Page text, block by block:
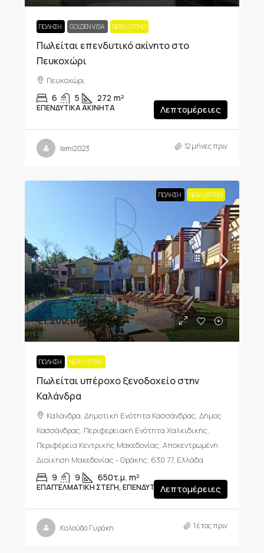
ΠΏΛΗΣΗ GOLDEN VISA NEW LISTING
Πωλείται επενδυτικό ακίνητο στο
Πευκοχώρι
Πευκοχώρι
6 5 272 m²
ΕΠΕΝΔΥΤΙΚΆ ΑΚΊΝΗΤΑ Λεπτομέρειες
lemi2023 12 μήνες πριν
ΠΏΛΗΣΗ NEW LISTING
€1,200,000
ΠΏΛΗΣΗ NEW LISTING
Πωλείται υπέροχο ξενοδοχείο στην
Καλάνδρα
Καλάνδρα, Δημοτική Ενότητα Κασσάνδρας, Δήμος
Κασσάνδρας, Περιφερειακή Ενότητα Χαλκιδικής,
Περιφέρεια Κεντρικής Μακεδονίας, Αποκεντρωμένη
Διοίκηση Μακεδονίας - Θράκης, 630 77, Ελλάδα
9 9 650τ.μ. m²
ΕΠΑΓΓΕΛΜΑΤΙΚΉ ΣΤΈΓΗ, ΕΠΕΝΔΥΤΙΚΆ ΑΚΊΝΗΤΑ
Λεπτομέρειες
Καλούδα Γυράκη 1 έτος πριν